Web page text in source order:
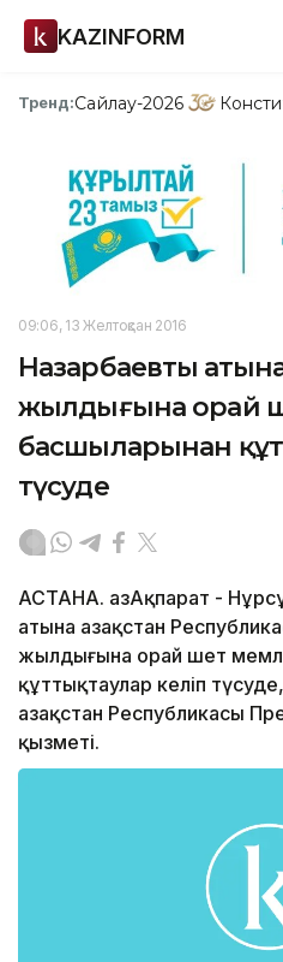
KAZINFORM
Тренд:Сайлау-2026
09:06, 13 Желтоқсан 2016
Назарбаевтың атына
жылдығына орай
басшыларынан
түсуде
АСТАНА. ҚазАқпарат -
атына Қазақстан
жылдығына орай шет
құттықтаулар келіп
Қазақстан Республикасы
қызметі.